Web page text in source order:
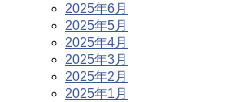
2025年6月
2025年5月
2025年4月
2025年3月
2025年2月
2025年1月